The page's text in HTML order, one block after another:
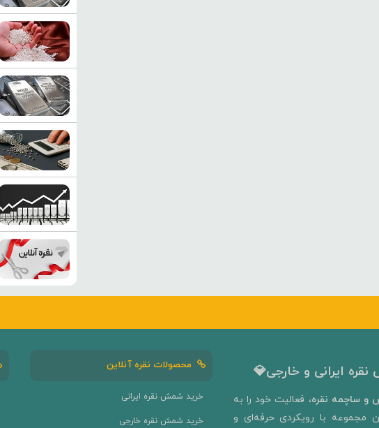
ایرانی و خارجی💎
ساچمه نقره، فعالیت خود را به‌
مجموعه با رویکردی حرفه‌ای و
محصولات نقره آنلاین
خرید شمش نقره ایرانی
خرید شمش نقره خارجی